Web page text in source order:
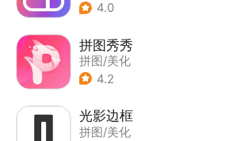
4.0
拼图秀秀
拼图/美化
4.2
光影边框
拼图/美化